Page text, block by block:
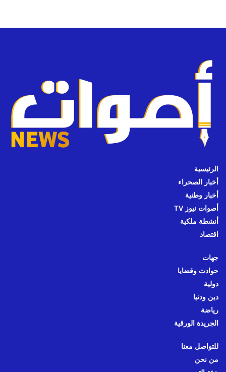
الرئيسية
أخبار الصحراء
أخبار وطنية
أصوات نيوز TV
أنشطة ملكية
اقتصاد
جهات
حوادث وقضايا
دولية
دين ودنيا
رياضة
الجريدة الورقية
للتواصل معنا
من نحن